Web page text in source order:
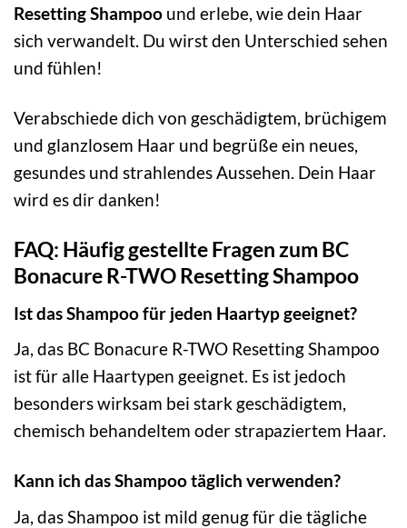
Resetting Shampoo und erlebe, wie dein Haar
sich verwandelt. Du wirst den Unterschied sehen
und fühlen!
Verabschiede dich von geschädigtem, brüchigem
und glanzlosem Haar und begrüße ein neues,
gesundes und strahlendes Aussehen. Dein Haar
wird es dir danken!
FAQ: Häufig gestellte Fragen zum BC
Bonacure R-TWO Resetting Shampoo
Ist das Shampoo für jeden Haartyp geeignet?
Ja, das BC Bonacure R-TWO Resetting Shampoo
ist für alle Haartypen geeignet. Es ist jedoch
besonders wirksam bei stark geschädigtem,
chemisch behandeltem oder strapaziertem Haar.
Kann ich das Shampoo täglich verwenden?
Ja, das Shampoo ist mild genug für die tägliche